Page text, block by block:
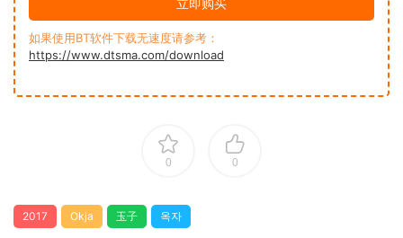
如果使用BT软件下载无速度请参考：
https://www.dtsma.com/download
0 0
2017 Okja 玉子 옥자